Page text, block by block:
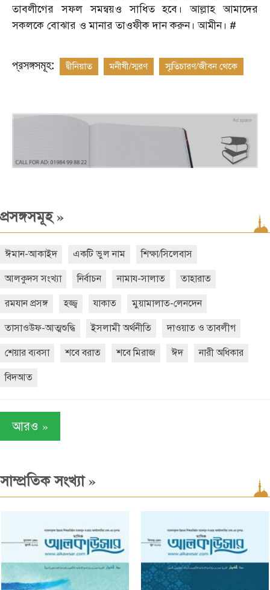
তাবলীগের সফল সমন্বয়ও সাধিত হবে। আল্লাহ আমাদের
সকলকে বোঝার ও মানার তাওফীক দান করুন। আমীন। #
প্রসঙ্গসমূহ: দ্বীনিয়াত মনীষী/স্মরণ স্মৃতিচারণ/জীবন থেকে
প্রসঙ্গসমূহ»
ঈমান-আকাইদ একটি ভুল নাম শিক্ষা/সিলেবাস
আলকুদস সংখ্যা নির্বাচন নামায-সালাত তাহারাত
রমযান প্রসঙ্গ হজ্জ্ব যাকাত মুয়ামালাত-লেনদেন
তাসাওউফ-আত্মশুদ্ধি ইসলামী অর্থনীতি দাওয়াত ও তাবলীগ
শেয়ার ব্যবসা শবে বরাত শবে মিরাজ ঈদ নারী অধিকার
বিদআত
আরও »
সাম্প্রতিক সংখ্যা»